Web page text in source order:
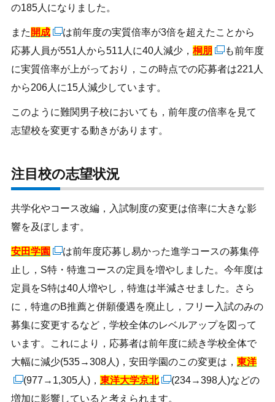
の185人になりました。
また 開成
は前年度の実質倍率が3倍を超えたことから
応募人員が551人から511人に40人減少， 桐朋
も前年度
に実質倍率が上がっており，この時点での応募者は221人
から206人に15人減少しています。
このように難関男子校においても，前年度の倍率を見て
志望校を変更する動きがあります。
注目校の志望状況
共学化やコース改編，入試制度の変更は倍率に大きな影
響を及ぼします。
安田学園
は前年度応募し易かった進学コースの募集停
止し，S特・特進コースの定員を増やしました。今年度は
定員をS特は40人増やし，特進は半減させました。さら
に，特進のB推薦と併願優遇を廃止し，フリー入試のみの
募集に変更するなど，学校全体のレベルアップを図って
います。これにより，応募者は前年度に続き学校全体で
大幅に減少(535→308人)，安田学園のこの変更は， 東洋
(977→1,305人)， 東洋大学京北
(234→398人)などの
増加に影響していると考えられます。